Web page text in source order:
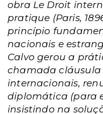
obra Le Droit
pratique (Paris,
princípio
nacionais e
Calvo gerou a
chamada cláusula
internacionais,
diplomática (para
insistindo na